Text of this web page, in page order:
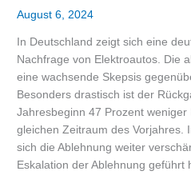
August 6, 2024
In Deutschland zeigt sich eine
Nachfrage von Elektroautos. Die
eine wachsende Skepsis
Besonders drastisch ist der
Jahresbeginn 47 Prozent
gleichen Zeitraum des Vorjahres.
sich die Ablehnung weiter
Eskalation der Ablehnung geführt